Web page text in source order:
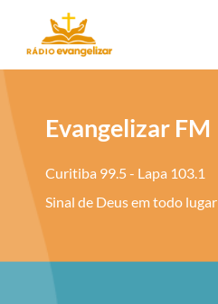
Evangelizar FM
Curitiba 99.5 - Lapa 103.1
Sinal de Deus em todo lugar